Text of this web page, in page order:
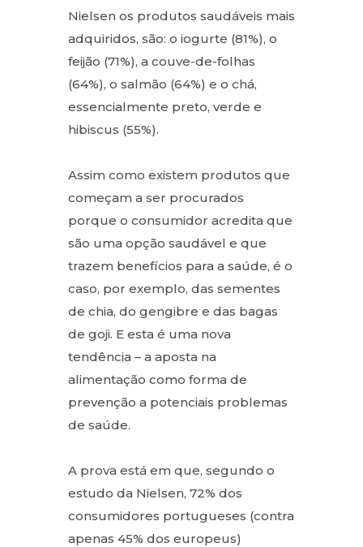
Nielsen os produtos saudáveis mais
adquiridos, são: o iogurte (81%), o
feijão (71%), a couve-de-folhas
(64%), o salmão (64%) e o chá,
essencialmente preto, verde e
hibiscus (55%).
Assim como existem produtos que
começam a ser procurados
porque o consumidor acredita que
são uma opção saudável e que
trazem benefícios para a saúde, é o
caso, por exemplo, das sementes
de chia, do gengibre e das bagas
de goji. E esta é uma nova
tendência – a aposta na
alimentação como forma de
prevenção a potenciais problemas
de saúde.
A prova está em que, segundo o
estudo da Nielsen, 72% dos
consumidores portugueses (contra
apenas 45% dos europeus)